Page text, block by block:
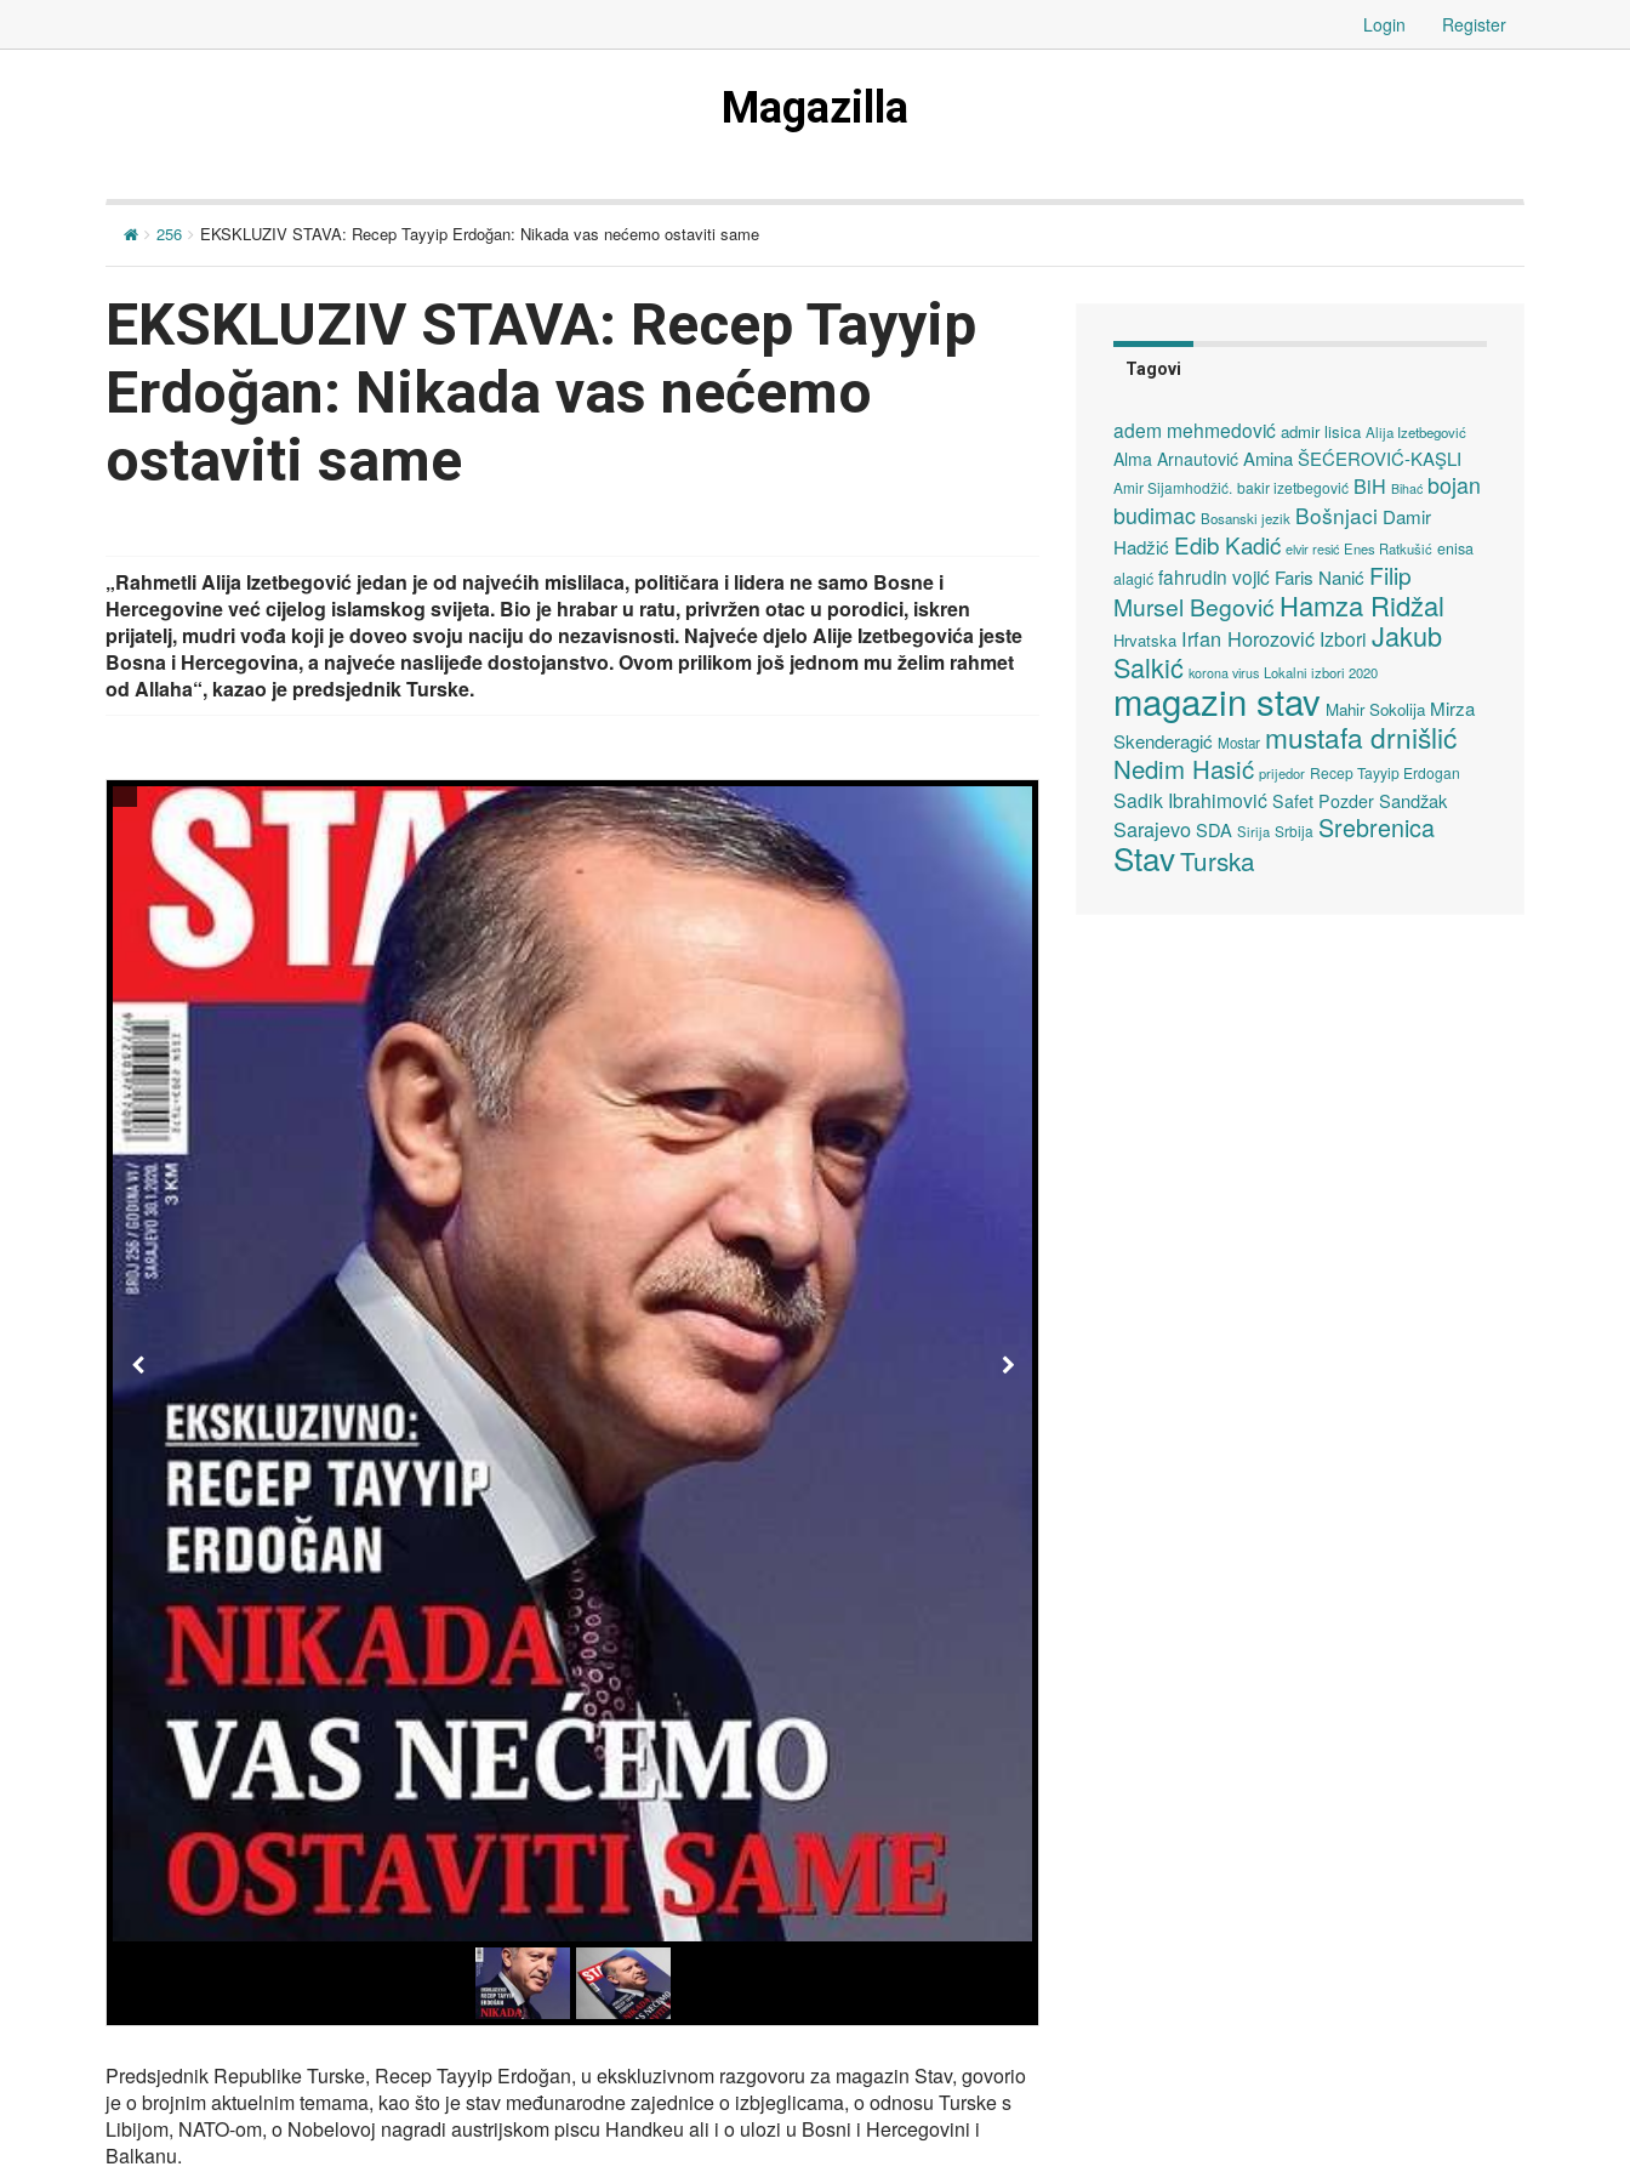
Login Register
Magazilla
256 EKSKLUZIV STAVA: Recep Tayyip Erdoğan: Nikada vas nećemo ostaviti same
EKSKLUZIV STAVA: Recep Tayyip
Erdoğan: Nikada vas nećemo
ostaviti same
„Rahmetli Alija Izetbegović jedan je od najvećih mislilaca, političara i lidera ne samo Bosne i
Hercegovine već cijelog islamskog svijeta. Bio je hrabar u ratu, privržen otac u porodici, iskren
prijatelj, mudri vođa koji je doveo svoju naciju do nezavisnosti. Najveće djelo Alije Izetbegovića jeste
Bosna i Hercegovina, a najveće naslijeđe dostojanstvo. Ovom prilikom još jednom mu želim rahmet
od Allaha“, kazao je predsjednik Turske.
Predsjednik Republike Turske, Recep Tayyip Erdoğan, u ekskluzivnom razgovoru za magazin Stav, govorio
je o brojnim aktuelnim temama, kao što je stav međunarodne zajednice o izbjeglicama, o odnosu Turske s
Libijom, NATO-om, o Nobelovoj nagradi austrijskom piscu Handkeu ali i o ulozi u Bosni i Hercegovini i
Balkanu.
Tagovi
adem mehmedović admir lisica Alija Izetbegović
Alma Arnautović Amina ŠEĆEROVIĆ-KAŞLI
Amir Sijamhodžić. bakir izetbegović BiH Bihać bojan
budimac Bosanski jezik Bošnjaci Damir
Hadžić Edib Kadić elvir resić Enes Ratkušić enisa
alagić fahrudin vojić Faris Nanić Filip
Mursel Begović Hamza Ridžal
Hrvatska Irfan Horozović Izbori Jakub
Salkić korona virus Lokalni izbori 2020
magazin stav Mahir Sokolija Mirza
Skenderagić Mostar mustafa drnišlić
Nedim Hasić prijedor Recep Tayyip Erdogan
Sadik Ibrahimović Safet Pozder Sandžak
SarajevoSDA Sirija Srbija Srebrenica
StavTurska